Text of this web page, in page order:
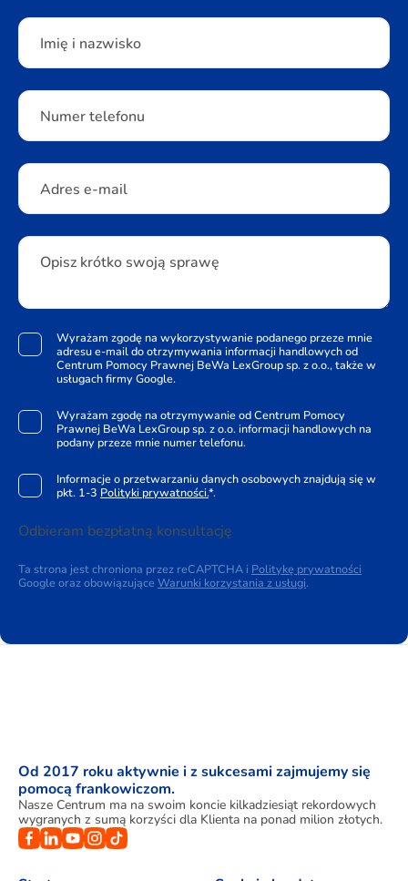
Please leave this field empty.
Imię i nazwisko
Numer telefonu
Adres e-mail
Opisz krótko swoją sprawę
Wyrażam zgodę na wykorzystywanie podanego przeze mnie
adresu e-mail do otrzymywania informacji handlowych od
Centrum Pomocy Prawnej BeWa LexGroup sp. z o.o., także w
usługach firmy Google.
Wyrażam zgodę na otrzymywanie od Centrum Pomocy
Prawnej BeWa LexGroup sp. z o.o. informacji handlowych na
podany przeze mnie numer telefonu.
Informacje o przetwarzaniu danych osobowych znajdują się w
pkt. 1-3 Polityki prywatności.*.
Odbieram bezpłatną konsultację
Ta strona jest chroniona przez reCAPTCHA i Politykę prywatności
Google oraz obowiązujące Warunki korzystania z usługi.
Od 2017 roku aktywnie i z sukcesami zajmujemy się
pomocą frankowiczom.
Nasze Centrum ma na swoim koncie kilkadziesiąt rekordowych
wygranych z sumą korzyści dla Klienta na ponad milion złotych.